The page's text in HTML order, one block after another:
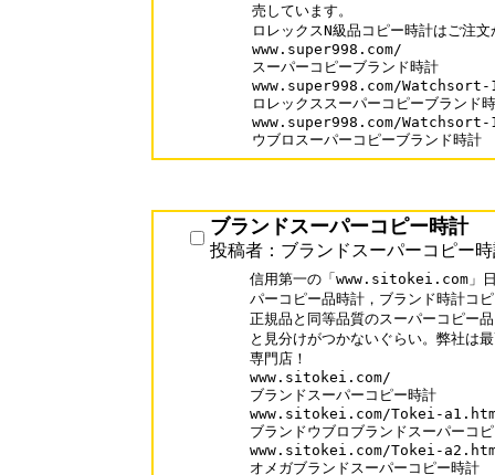
売しています。
ロレックスN級品コピー時計はご注
www.super998.com/
スーパーコピーブランド時計
www.super998.com/
ロレックススーパーコピーブランド
www.super998.com/
ウブロスーパーコピーブランド時計
ブランドスーパーコピー時計
投稿者：ブランドスーパーコピー
信用第一の「www.sitokei.com」日
パーコピー品時計，ブランド時計コ
正規品と同等品質のスーパーコピー
と見分けがつかないぐらい。弊社は
専門店！
www.sitokei.com/
ブランドスーパーコピー時計
www.sitokei.com/Tokei-
ブランドウブロブランドスーパーコ
www.sitokei.com/Tokei-
オメガブランドスーパーコピー時計